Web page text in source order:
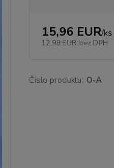
15,96 EUR/ks
12,98 EUR bez DPH
Číslo produktu: O-A